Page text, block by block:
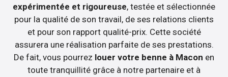
expérimentée et rigoureuse, testée et sélectionnée
pour la qualité de son travail, de ses relations clients
et pour son rapport qualité-prix. Cette société
assurera une réalisation parfaite de ses prestations.
De fait, vous pourrez louer votre benne à Macon en
toute tranquillité grâce à notre partenaire et à